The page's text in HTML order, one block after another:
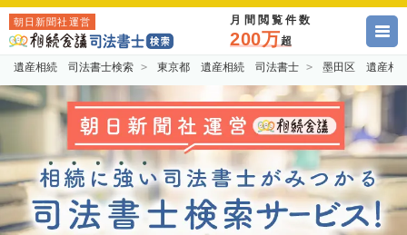
朝日新聞社運営 月間閲覧件数
200万超
遺産相続 司法書士検索 東京都 遺産相続 司法書士 墨田区 遺産相